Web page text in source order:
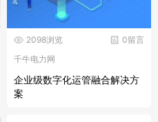
0留言
2098浏览
千牛电力网
企业级数字化运管融合解决方
案